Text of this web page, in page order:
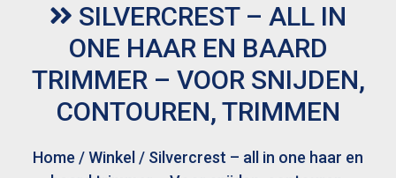
SILVERCREST – ALL IN
ONE HAAR EN BAARD
TRIMMER – VOOR SNIJDEN,
CONTOUREN, TRIMMEN
Home /Winkel / Silvercrest – all in one haar en